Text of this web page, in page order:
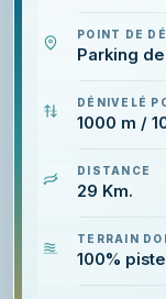
POINT DE
Parking
DÉNIVELÉ
1000 m /
DISTANCE
29 Km.
TERRAIN
100%